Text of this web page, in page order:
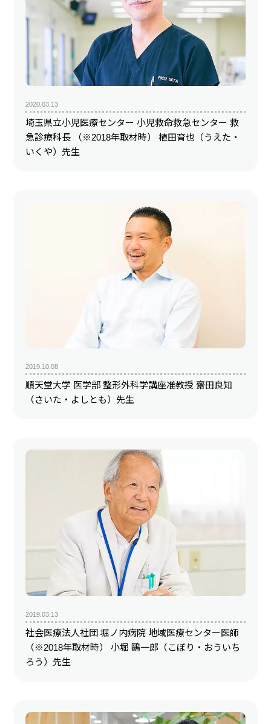
2020.03.13
埼玉県立小児医療センター 小児救命救急センター 救
急診療科長 （※2018年取材時） 植田育也（うえた・
いくや）先生
2019.10.08
順天堂大学 医学部 整形外科学講座准教授 齋田良知
（さいた・よしとも）先生
2019.03.13
社会医療法人社団 堀ノ内病院 地域医療センター医師
（※2018年取材時） 小堀 鷗一郎（こぼり・おういち
ろう）先生